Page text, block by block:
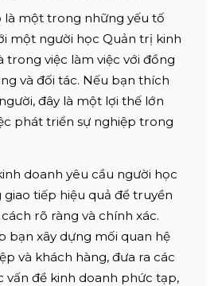
là một trong những yếu tố
một người học Quản trị kinh
trong việc làm việc với đồng
và đối tác. Nếu bạn thích
đây là một lợi thế lớn
phát triển sự nghiệp trong
doanh yêu cầu người học
giao tiếp hiệu quả để truyền
rõ ràng và chính xác.
bạn xây dựng mối quan hệ
và khách hàng, đưa ra các
vấn đề kinh doanh phức tạp,